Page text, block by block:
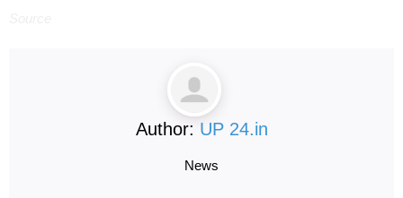
Author: UP 24.in
News